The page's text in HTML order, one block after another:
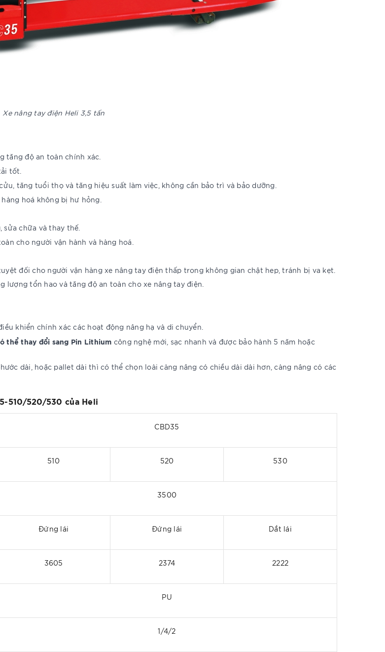
Xe nâng tay điện Heli 3,5 tấn
tăng độ an toàn chính xác.
tốt.
tăng tuổi thọ và tăng hiệu suất làm việc, không cần bảo trì và bảo dưỡng.
hoá không bị hư hỏng.
chữa và thay thế.
cho người vận hành và hàng hoá.
đối cho người vận hàng xe nâng tay điện thấp trong không gian chật hep, tránh bị va kẹt.
tổn hao và tăng độ an toàn cho xe nâng tay điện.
khiển chính xác các hoạt động nâng hạ và di chuyển.
thể thay đổi sang Pin Lithium công nghệ mới, sạc nhanh và được bảo hành 5 năm hoặc
dài, hoặc pallet dài thì có thể chọn loài càng nâng có chiều dài dài hơn, càng nâng có các
510/520/530 của Heli
CBD35
510 520 530
3500
Đứng lái Đứng lái Dắt lái
3605 2374 2222
PU
1/4/2